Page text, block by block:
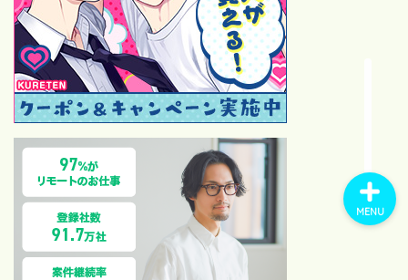
MENU
【祝・サブスク解禁】モーニ
ング娘。の“通好み14曲”を語
らせてください｜在宅ファン
の偏愛セレクト